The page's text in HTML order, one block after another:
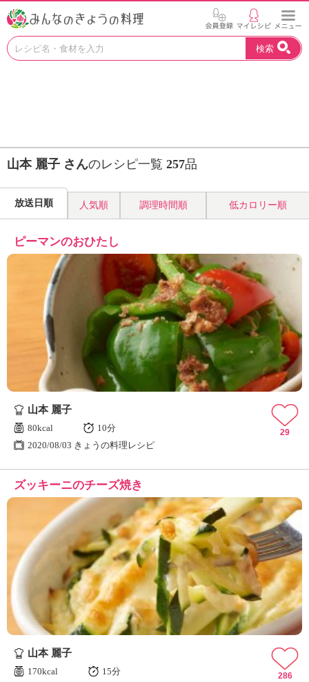
お
見
つ
よ
う
H
K
エ
デ
ュ
ケ
ー
シ
ん
の
ょ
う
の
料
理
」
検索
山本 麗子 さんのレシピ一覧 257品
放送日順 人気順 調理時間順 低カロリー順
ピーマンのおひたし
山本 麗子
80kcal
10分
2020/08/03 きょうの料理レシピ
29
ズッキーニのチーズ焼き
山本 麗子
170kcal
15分
286